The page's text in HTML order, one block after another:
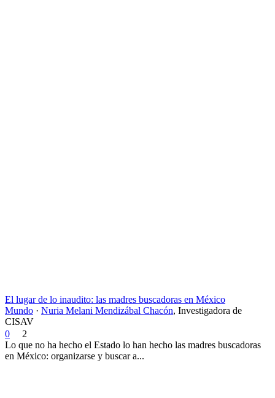
El lugar de lo inaudito: las madres buscadoras en México
Mundo · Nuria Melani Mendizábal Chacón, Investigadora de
CISAV
0
2
Lo que no ha hecho el Estado lo han hecho las madres buscadoras
en México: organizarse y buscar a...